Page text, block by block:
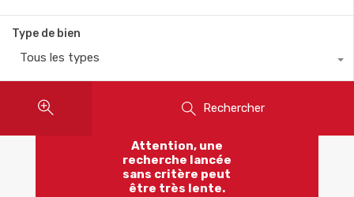
Type de bien
Tous les types
Rechercher
Attention, une
recherche lancée
sans critère peut
être très lente.